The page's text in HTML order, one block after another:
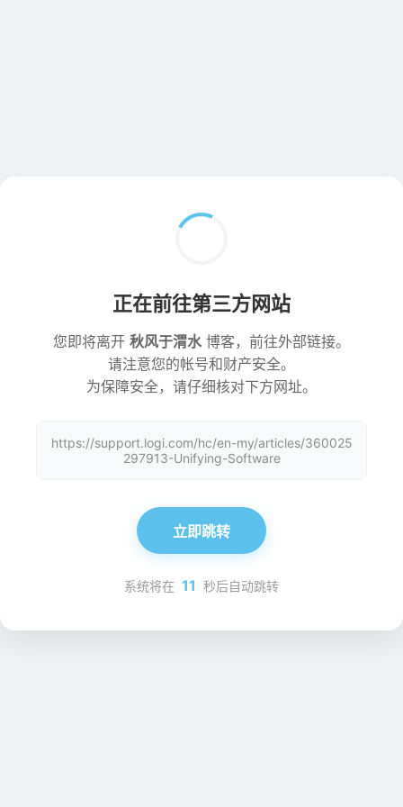
正在前往第三方网站
您即将离开 秋风于渭水博客，前往外部链接。
请注意您的帐号和财产安全。
为保障安全，请仔细核对下方网址。
https://support.logi.com/hc/en-my/articles/360025
297913-Unifying-Software
立即跳转
系统将在 11 秒后自动跳转